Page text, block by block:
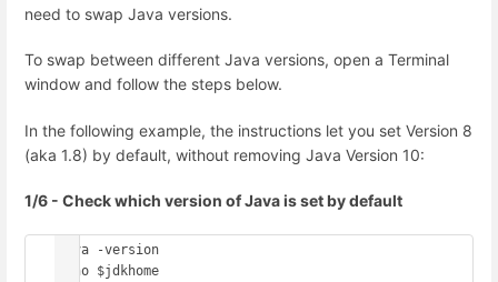
need to swap Java versions.
To swap between different Java versions, open a Terminal
window and follow the steps below.
In the following example, the instructions let you set Version 8
(aka 1.8) by default, without removing Java Version 10:
1/6 - Check which version of Java is set by default
java -version
echo $jdkhome